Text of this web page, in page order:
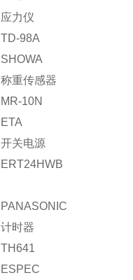
应力仪
TD-98A
SHOWA
称重传感器
MR-10N
ETA
开关电源
ERT24HWB
PANASONIC
计时器
TH641
ESPEC